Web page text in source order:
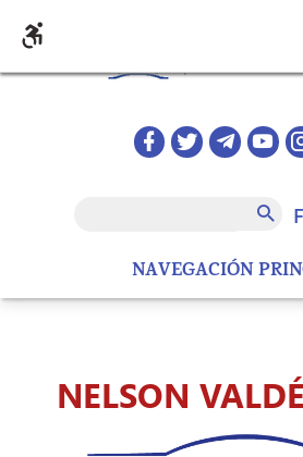
NAVEGACIÓN
Redes sociales
NELSON